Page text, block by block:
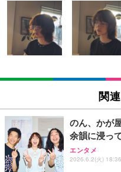
エレコム モ
チ対応 耐荷
DPA-SS02BK
￥3,770
エレコム モニ
ケット付属 関
￥8,260
エレコム モニ
グル ロング
対応 ブラック
マイケル・
Shall we ダン
12cm HDMI
ス アダプター
￥880
Alexa対応音
Fire TV本体が
関
のん、かが
余韻に浸っ
エンタメ
2026.6.2(火) 18:36